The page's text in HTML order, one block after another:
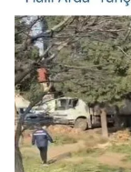
Sizlere daha iyi
Sitemizde
kullanılmaktadır.
verileriniz
toplumu
kılınması ve
reklam/